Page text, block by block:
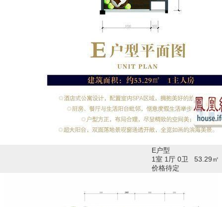
E户型
1室 1厅 0卫 53.29㎡
价格待定